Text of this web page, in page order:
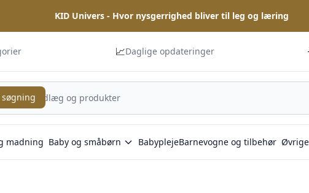
KID Univers - Hvor nysgerrighed bliver til leg og læring
📈Daglige opdateringer
madning Baby og småbørn BabyplejeBarnevogne og tilbehør